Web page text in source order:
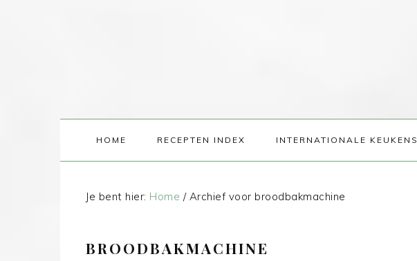
HOME RECEPTEN INDEX INTERNATIONALE KEUKENS
Je bent hier: Home /Archief voor broodbakmachine
BROODBAKMACHINE